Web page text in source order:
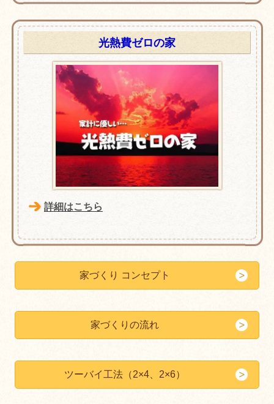
光熱費ゼロの家
詳細はこちら
家づくり コンセプト
家づくりの流れ
ツーバイ工法（2×4、2×6）